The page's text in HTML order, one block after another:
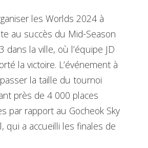
les Worlds 2024 à
au succès du Mid-Season
dans la ville, où l’équipe JD
la victoire. L’événement à
la taille du tournoi
près de 4 000 places
par rapport au Gocheok Sky
qui a accueilli les finales de